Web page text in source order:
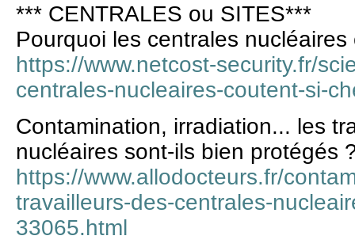
*** CENTRALES ou SITES***
Pourquoi les centrales
https://www.netcost-security.fr/
centrales-nucleaires-coutent-si-
Contamination, irradiation... les
nucléaires sont-ils bien protégés
https://www.allodocteurs.fr/
travailleurs-des-centrales-
33065.html